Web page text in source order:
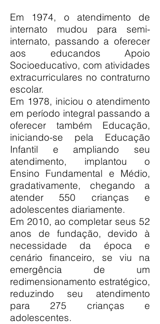
Em 1974, o atendimento de
internato mudou para semi-
internato, passando a oferecer
aos educandos Apoio
Socioeducativo, com atividades
extracurriculares no contraturno
escolar.
Em 1978, iniciou o atendimento
em período integral passando a
oferecer também Educação,
iniciando-se pela Educação
Infantil e ampliando seu
atendimento, implantou o
Ensino Fundamental e Médio,
gradativamente, chegando a
atender 550 crianças e
adolescentes diariamente.
Em 2010, ao completar seus 52
anos de fundação, devido à
necessidade da época e
cenário financeiro, se viu na
emergência de um
redimensionamento estratégico,
reduzindo seu atendimento
para 275 crianças e
adolescentes.